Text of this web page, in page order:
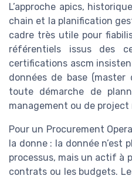
L’approche apics,
chain et la planification
cadre très utile pour
référentiels issus des
certifications ascm
données de base
toute démarche de
management ou de project
Pour un Procurement
la donne : la donnée n’est
processus, mais un actif à
contrats ou les budgets.